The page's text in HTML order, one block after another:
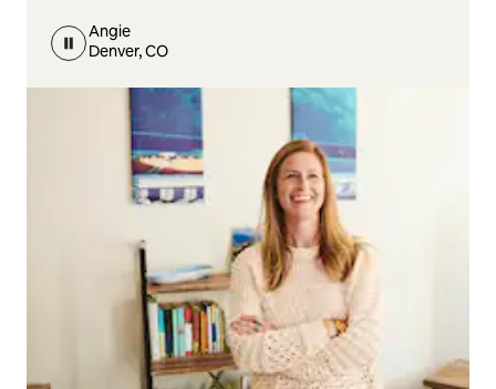
Angie
Denver, CO